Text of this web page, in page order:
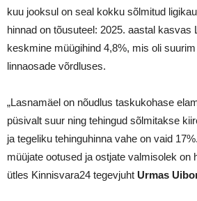
kuu jooksul on seal kokku sõlmitud
hinnad on tõusuteel: 2025. aastal kasvas
keskmine müügihind 4,8%, mis oli
linnaosade võrdluses.
„Lasnamäel on nõudlus taskukohase
püsivalt suur ning tehingud sõlmitakse
ja tegeliku tehinguhinna vahe on vaid
müüjate ootused ja ostjate valmisolek on
ütles Kinnisvara24 tegevjuht Urmas